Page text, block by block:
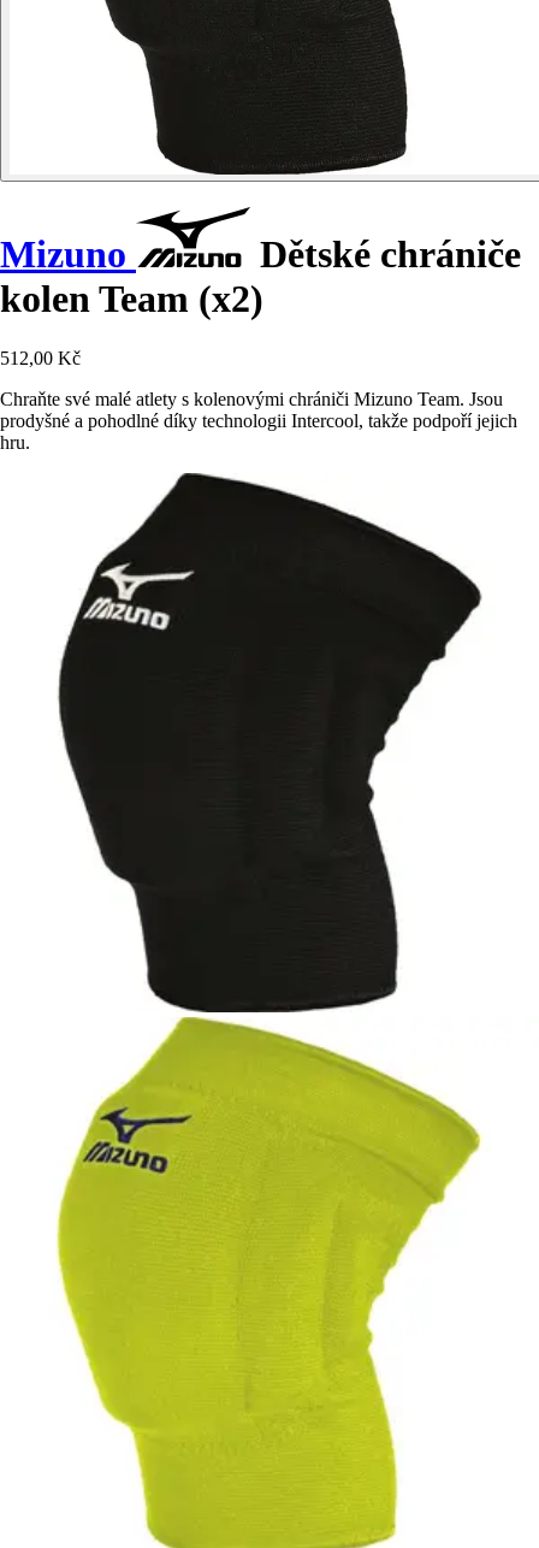
Mizuno
Dětské chrániče
kolen Team (x2)
512,00 Kč
Chraňte své malé atlety s kolenovými chrániči Mizuno Team. Jsou
prodyšné a pohodlné díky technologii Intercool, takže podpoří jejich
hru.